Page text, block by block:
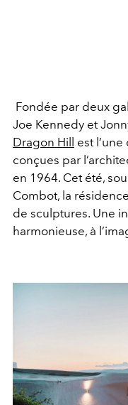
Fondée par deux
Joe Kennedy et
Dragon Hill est
conçues par
en 1964. Cet été,
Combot, la
de sculptures. Une
harmonieuse, à